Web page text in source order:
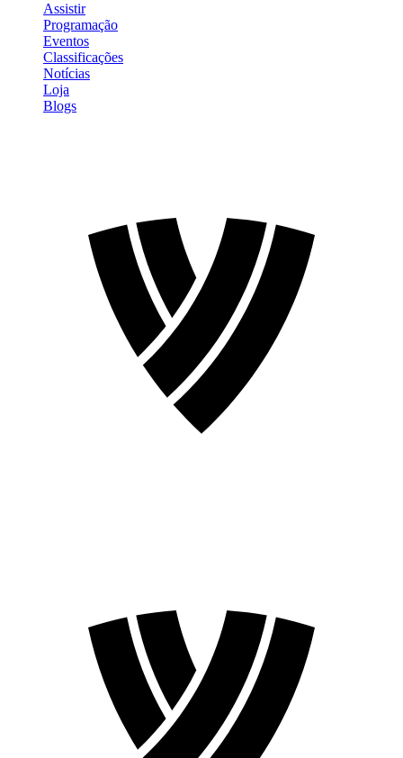
Assistir
Programação
Eventos
Classificações
Notícias
Loja
Blogs